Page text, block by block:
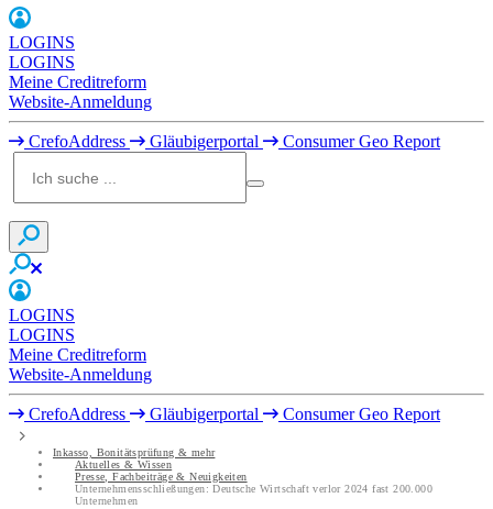
LOGINS
LOGINS
Meine Creditreform
Website-Anmeldung
CrefoAddress Gläubigerportal Consumer Geo Report
LOGINS
LOGINS
Meine Creditreform
Website-Anmeldung
CrefoAddress Gläubigerportal Consumer Geo Report
Inkasso, Bonitätsprüfung & mehr
Aktuelles & Wissen
Presse, Fachbeiträge & Neuigkeiten
Unternehmensschließungen: Deutsche Wirtschaft verlor 2024 fast 200.000
Unternehmen